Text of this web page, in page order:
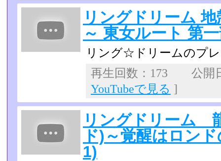
リングドリーム
～ 東女ルート 第
リング☆ドリームのプ
再生回数：173 公開
YouTubeで見る ]
リングドリーム
ド)～覚醒はロン
1)